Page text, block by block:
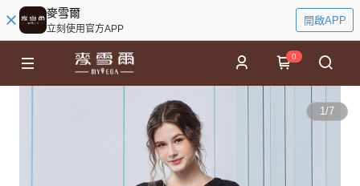
麥雪爾
立刻使用官方APP
開啟APP
0
1/7